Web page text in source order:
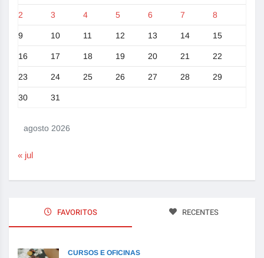
agosto 2026
2 3 4 5 6 7 8
9 10 11 12 13 14 15
16 17 18 19 20 21 22
23 24 25 26 27 28 29
30 31
« jul
FAVORITOS RECENTES
CURSOS E OFICINAS